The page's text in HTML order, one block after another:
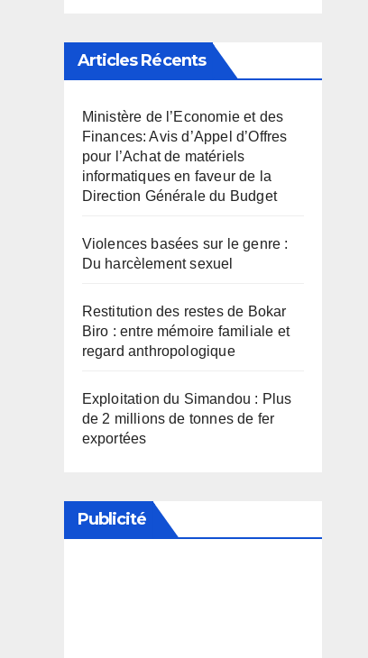
Articles Récents
Ministère de l’Economie et des
Finances: Avis d’Appel d’Offres
pour l’Achat de matériels
informatiques en faveur de la
Direction Générale du Budget
Violences basées sur le genre :
Du harcèlement sexuel
Restitution des restes de Bokar
Biro : entre mémoire familiale et
regard anthropologique
Exploitation du Simandou : Plus
de 2 millions de tonnes de fer
exportées
Publicité